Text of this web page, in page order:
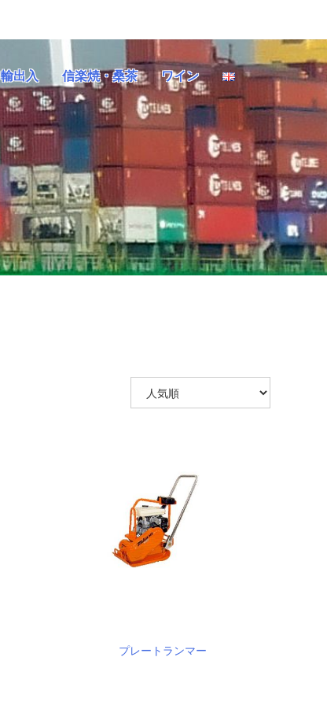
輸出入 信楽焼・桑茶 ワイン
プレートランマー